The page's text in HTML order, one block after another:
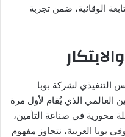
الوقائية، ضمن تجربة
التنفيذي لشركة بوبا
العالمي الذي يُقام لأول مرة
محورية في صناعة التأمين،
بوبا العربية، نتجاوز مفهوم